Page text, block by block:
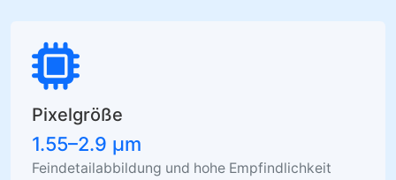
Pixelgröße
1.55–2.9 µm
Feindetailabbildung und hohe Empfindlichkeit